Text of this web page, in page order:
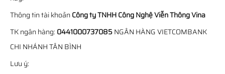
Thông tin tài khoảnCông ty TNHH Công Nghệ Viễn Thông Vina
TK ngân hàng: 0441000737085NGÂN HÀNG VIETCOMBANK
CHI NHÁNH TÂN BÌNH
Lưu ý: